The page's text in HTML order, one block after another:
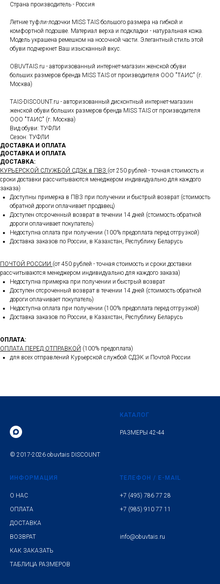
Страна производитель - Россия
Летние туфли-лодочки MISS TAIS большого размера на гибкой и
комфортной подошве. Материал верха и подкладки - натуральная кожа.
Модель украшена ремешком на носочной части. Элегантный стиль этой
обуви подчеркнет Ваш изысканный вкус.
OBUVTAIS.ru - авторизованный интернет-магазин женской обуви
больших размеров бренда MISS TAIS от производителя ООО "ТАИС" (г.
Москва)
TAIS-DISCOUNT.ru - авторизованный дисконтный интернет-магазин
женской обуви больших размеров бренда MISS TAIS от производителя
ООО "ТАИС" (г. Москва)
Вид обуви: ТУФЛИ
Сезон: ТУФЛИ
ДОСТАВКА И ОПЛАТА
ДОСТАВКА И ОПЛАТА
ДОСТАВКА:
КУРЬЕРСКОЙ СЛУЖБОЙ СДЭК в ПВЗ (от 250 рублей - точная стоимость и
сроки доставки рассчитываются менеджером индивидуально для каждого
заказа)
Доступны примерка в ПВЗ при получении и быстрый возврат (стоимость
обратной дороги оплачивает продавец)
Доступен отсроченный возврат в течении 14 дней (стоимость обратной
дороги оплачивает покупатель)
Недоступна оплата при получении (100% предоплата перед отгрузкой)
Доставка заказов по России, в Казахстан, Республику Беларусь
ПОЧТОЙ РОССИИ (от 450 рублей - точная стоимость и сроки доставки
рассчитываются менеджером индивидуально для каждого заказа)
Недоступна примерка при получении и быстрый возврат
Доступен отсроченный возврат в течении 14 дней (стоимость обратной
дороги оплачивает покупатель)
Недоступна оплата при получении (100% предоплата перед отгрузкой)
Доставка заказов по России, в Казахстан, Республику Беларусь
ОПЛАТА:
ОПЛАТА ПЕРЕД ОТПРАВКОЙ (100% предоплата)
для всех отправлений Курьерской службой СДЭК и Почтой России
© 2017-2026 obuvtais DISCOUNT
КАТАЛОГ
РАЗМЕРЫ 42-44
ИНФОРМАЦИЯ
О НАС
ОПЛАТА
ДОСТАВКА
ВОЗВРАТ
КАК ЗАКАЗАТЬ
ТАБЛИЦА РАЗМЕРОВ
ТЕЛЕФОН / E-MAIL
+7 (495) 786 77 28
+7 (985) 910 77 11
info@obuvtais.ru